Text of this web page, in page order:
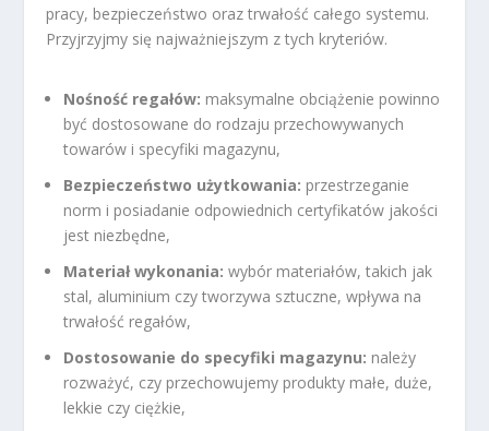
pracy, bezpieczeństwo oraz trwałość całego systemu.
Przyjrzyjmy się najważniejszym z tych kryteriów.
Nośność regałów: maksymalne obciążenie powinno
być dostosowane do rodzaju przechowywanych
towarów i specyfiki magazynu,
Bezpieczeństwo użytkowania: przestrzeganie
norm i posiadanie odpowiednich certyfikatów jakości
jest niezbędne,
Materiał wykonania: wybór materiałów, takich jak
stal, aluminium czy tworzywa sztuczne, wpływa na
trwałość regałów,
Dostosowanie do specyfiki magazynu: należy
rozważyć, czy przechowujemy produkty małe, duże,
lekkie czy ciężkie,